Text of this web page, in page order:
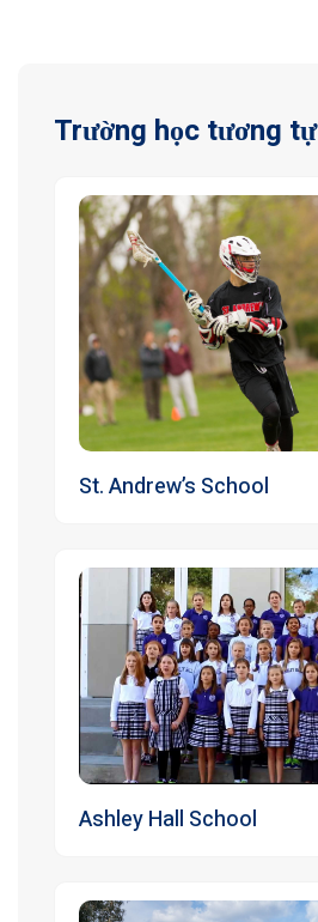
Trường học tương tự
St. Andrew’s School
Ashley Hall School